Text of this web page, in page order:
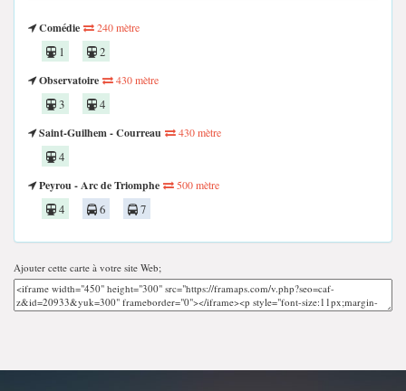
Comédie 240 mètre
1
2
Observatoire
430 mètre
3
4
Saint-Guilhem - Courreau
430 mètre
4
Peyrou - Arc de Triomphe
500 mètre
4 6 7
Ajouter cette carte à votre site Web;